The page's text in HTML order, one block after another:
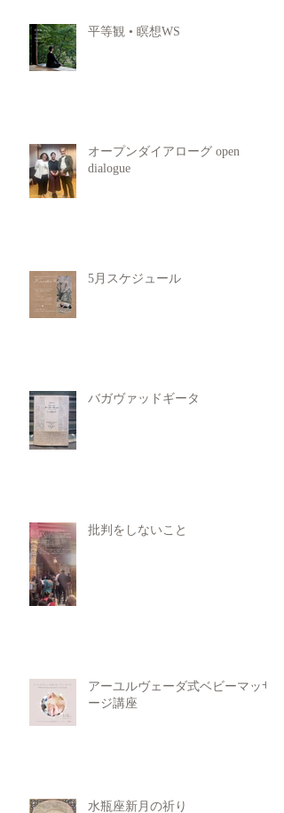
平等観 • 瞑想WS
オープンダイアローグ open
dialogue
5月スケジュール
バガヴァッドギータ
批判をしないこと
アーユルヴェーダ式ベビーマッサ
ージ講座
水瓶座新月の祈り